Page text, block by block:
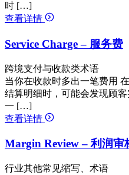
时 […]
查看详情
Service Charge – 服务费
跨境支付与收款类术语
当你在收款时多出一笔费用
结算明细时，可能会发现顾
一 […]
查看详情
Margin Review – 利润审
行业其他常见缩写、术语